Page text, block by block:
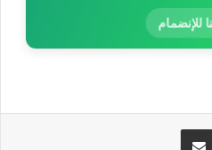
للإنضمام
مشاركة عبر البريد